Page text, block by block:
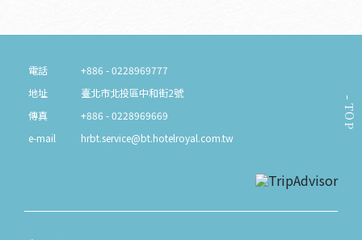
TOP
電話
+886 - 0228969777
地址
臺北市北投區中和街2號
傳真
+886 - 0228969669
e-mail
hrbt.service@bt.hotelroyal.com.tw